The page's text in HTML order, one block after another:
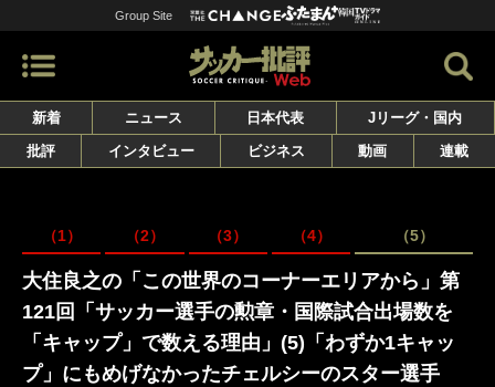
Group Site
新着 ニュース 日本代表
Jリーグ・国内
批評
インタビュー ビジネス 動画 連載
（1） （2） （3） （4） （5）
大住良之の「この世界のコーナーエリアから」第
121回「サッカー選手の勲章・国際試合出場数を
「キャップ」で数える理由」(5)「わずか1キャッ
プ」にもめげなかったチェルシーのスター選手